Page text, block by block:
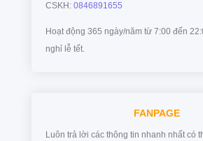
CSKH: 0846891655
Hoạt động 365 ngày/năm từ 7:00 đến
nghỉ lễ tết.
FANPAGE
Luôn trả lời các thông tin nhanh nhất có